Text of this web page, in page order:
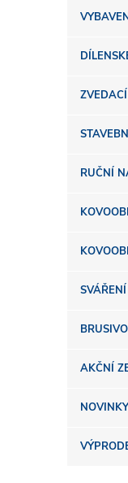
s
a
n
n
p
a
n
RUČNÍ
SVÁŘENÍ
BRUSIVO
AKČNÍ
NOVINKY